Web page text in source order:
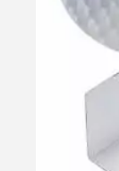
Callebaut
Callebaut
54,5%